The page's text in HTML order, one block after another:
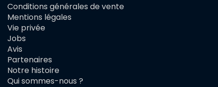
FOOTER
MENU
Conditions générales de vente
Mentions légales
Vie privée
Jobs
Avis
Partenaires
Notre histoire
Qui sommes-nous ?